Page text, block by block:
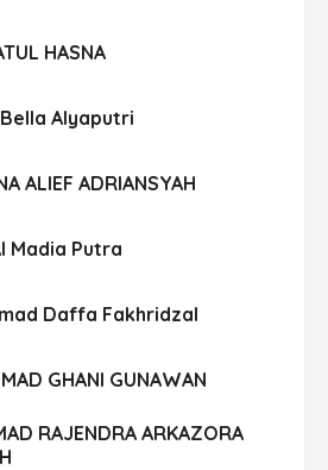
HASNA
Alyaputri
ALIEF ADRIANSYAH
Madia Putra
Daffa Fakhridzal
GHANI GUNAWAN
RAJENDRA ARKAZORA